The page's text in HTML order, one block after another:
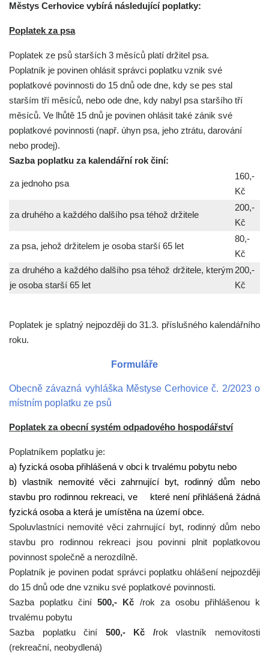
Městys Cerhovice vybírá následující poplatky:
Poplatek za psa
Poplatek ze psů starších 3 měsíců platí držitel psa.
Poplatník je povinen ohlásit správci poplatku vznik své
poplatkové povinnosti do 15 dnů ode dne, kdy se pes stal
starším tří měsíců, nebo ode dne, kdy nabyl psa staršího tří
měsíců. Ve lhůtě 15 dnů je povinen ohlásit také zánik své
poplatkové povinnosti (např. úhyn psa, jeho ztrátu, darování
nebo prodej).
Sazba poplatku za kalendářní rok činí:
za jednoho psa
160,-
Kč
za druhého a každého dalšího psa téhož držitele
200,-
Kč
za psa, jehož držitelem je osoba starší 65 let
80,-
Kč
za druhého a každého dalšího psa téhož držitele, kterým
je osoba starší 65 let
200,-
Kč
Poplatek je splatný nejpozději do 31.3. příslušného kalendářního
roku.
Formuláře
Obecně závazná vyhláška Městyse Cerhovice č. 2/2023 o
místním poplatku ze psů
Poplatek za obecní systém odpadového hospodářství
Poplatníkem poplatku je:
a) fyzická osoba přihlášená v obci k trvalému pobytu nebo
b) vlastník nemovité věci zahrnující byt, rodinný dům nebo
stavbu pro rodinnou rekreaci, ve které není přihlášená žádná
fyzická osoba a která je umístěna na území obce.
Spoluvlastníci nemovité věci zahrnující byt, rodinný dům nebo
stavbu pro rodinnou rekreaci jsou povinni plnit poplatkovou
povinnost společně a nerozdílně.
Poplatník je povinen podat správci poplatku ohlášení nejpozději
do 15 dnů ode dne vzniku své poplatkové povinnosti.
Sazba poplatku činí 500,- Kč /rok za osobu přihlášenou k
trvalému pobytu
Sazba poplatku činí 500,- Kč /rok vlastník nemovitosti
(rekreační, neobydlená)